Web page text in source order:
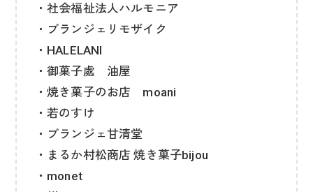
・社会福祉法人ハルモニア
・ブランジェリモザイク
・HALELANI
・御菓子處 油屋
・焼き菓子のお店 moani
・若のすけ
・ブランジェ甘清堂
・まるか村松商店 焼き菓子bijou
・monet